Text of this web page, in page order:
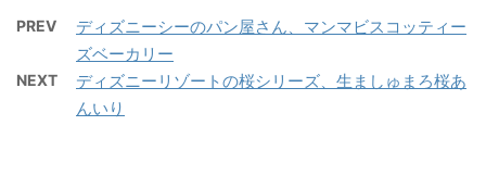
PREV
ディズニーシーのパン屋さん、マンマビスコッティー
ズベーカリー
NEXT
ディズニーリゾートの桜シリーズ、生ましゅまろ桜あ
んいり